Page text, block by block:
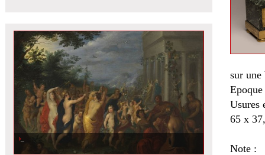
sur une
Usures
65 x
Note :